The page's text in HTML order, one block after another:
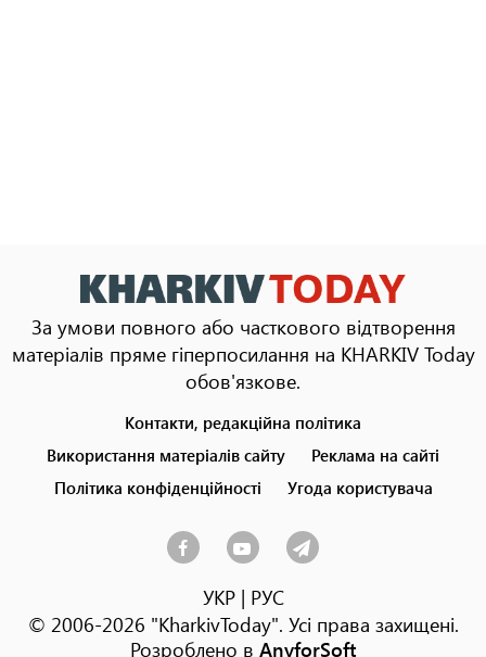
За умови повного або часткового відтворення
матеріалів пряме гіперпосилання на KHARKIV Today
обов'язкове.
menu
Контакти, редакційна політика
Використання матеріалів сайту
Реклама на сайті
Політика конфіденційності
Угода користувача
УКР| РУС
© 2006-2026 "KharkivToday". Усі права захищені.
Розроблено в AnyforSoft